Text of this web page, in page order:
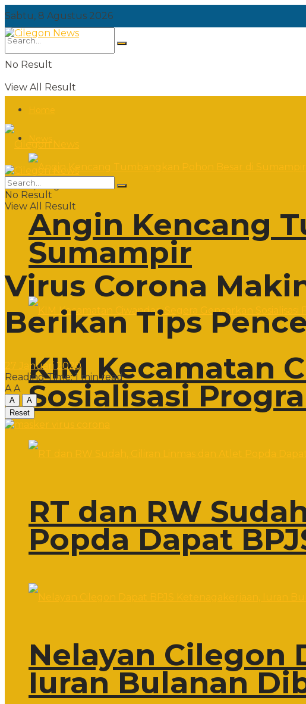
Sabtu, 8 Agustus 2026
No Result
View All Result
Angin Kencang
Sumampir
KIM Kecamatan
Sosialisasi
RT dan RW
Popda Dapat
Nelayan Cilegon
Iuran Bulanan
Sabtu, 8 Agustus 2026
No Result
View All Result
Virus Corona
Berikan Tips
27 Januari 2020
Reading Time: 1 min read
A A
A
A
Reset